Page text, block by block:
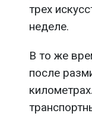
трех
неделе.
В то же
после